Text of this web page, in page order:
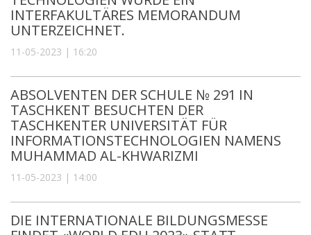
INTERFAKULTÄRES MEMORANDUM
UNTERZEICHNET.
11-05-2023 | 16:20
ABSOLVENTEN DER SCHULE № 291 IN
TASCHKENT BESUCHTEN DER
TASCHKENTER UNIVERSITÄT FÜR
INFORMATIONSTECHNOLOGIEN NAMENS
MUHAMMAD AL-KHWARIZMI
11-05-2023 | 14:00
DIE INTERNATIONALE BILDUNGSMESSE